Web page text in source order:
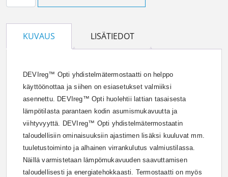
KUVAUS LISÄTIEDOT
DEVIreg™ Opti yhdistelmätermostaatti on helppo
käyttöönottaa ja siihen on esiasetukset valmiiksi
asennettu. DEVIreg™ Opti huolehtii lattian tasaisesta
lämpötilasta parantaen kodin asumismukavuutta ja
viihtyvyyttä. DEVIreg™ Opti yhdistelmätermostaatin
taloudellisiin ominaisuuksiin ajastimen lisäksi kuuluvat mm.
tuuletustoiminto ja alhainen virrankulutus valmiustilassa.
Näillä varmistetaan lämpömukavuuden saavuttamisen
taloudellisesti ja energiatehokkaasti. Termostaatti on myös